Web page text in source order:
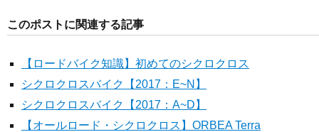
このポストに関連する記事
【ロードバイク知識】初めてのシクロクロス
シクロクロスバイク【2017：E~N】
シクロクロスバイク【2017：A~D】
【オールロード・シクロクロス】ORBEA Terra